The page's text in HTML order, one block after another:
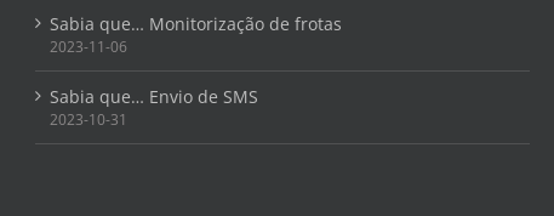
Sabia que… Monitorização de frotas
2023-11-06
Sabia que… Envio de SMS
2023-10-31